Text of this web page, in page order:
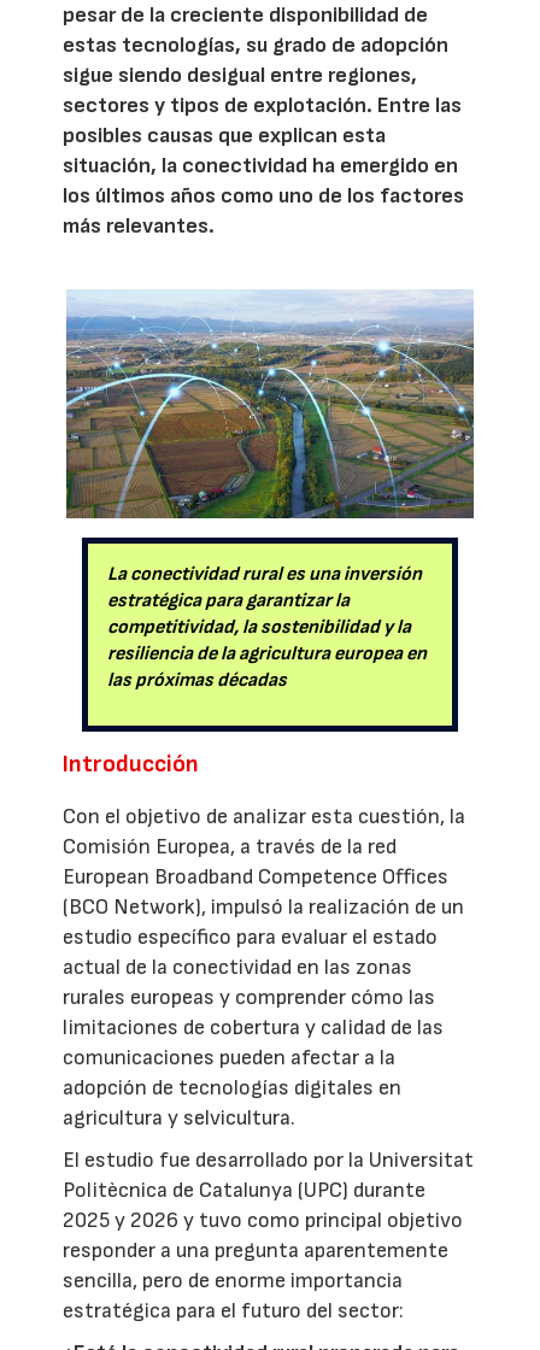
pesar de la creciente disponibilidad de
estas tecnologías, su grado de adopción
sigue siendo desigual entre regiones,
sectores y tipos de explotación. Entre las
posibles causas que explican esta
situación, la conectividad ha emergido en
los últimos años como uno de los factores
más relevantes.
La conectividad rural es una inversión
estratégica para garantizar la
competitividad, la sostenibilidad y la
resiliencia de la agricultura europea en
las próximas décadas
Introducción
Con el objetivo de analizar esta cuestión, la
Comisión Europea, a través de la red
European Broadband Competence Offices
(BCO Network), impulsó la realización de un
estudio específico para evaluar el estado
actual de la conectividad en las zonas
rurales europeas y comprender cómo las
limitaciones de cobertura y calidad de las
comunicaciones pueden afectar a la
adopción de tecnologías digitales en
agricultura y selvicultura.
El estudio fue desarrollado por la Universitat
Politècnica de Catalunya (UPC) durante
2025 y 2026 y tuvo como principal objetivo
responder a una pregunta aparentemente
sencilla, pero de enorme importancia
estratégica para el futuro del sector: